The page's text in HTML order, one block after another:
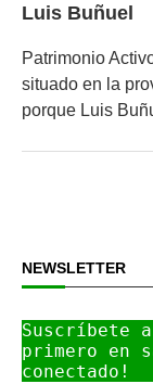
Luis Buñuel
Patrimonio
situado en la
porque Luis
NEWSLETTER
Suscríbete a
primero en
conectado!